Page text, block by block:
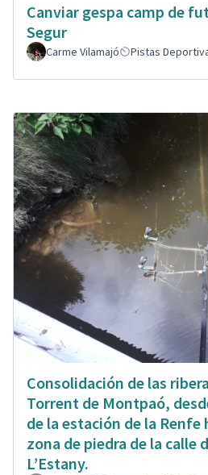
Canviar gespa camp de
Segur
Carme Vilamajó Pistas
Consolidación de las
Torrent de Montpaó,
de la estación de la Renfe
zona de piedra de la calle
L’Estany.